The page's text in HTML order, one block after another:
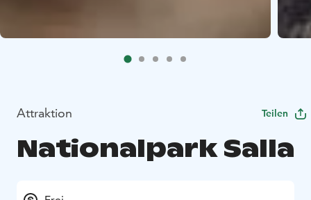
Attraktion Teilen
Nationalpark Salla